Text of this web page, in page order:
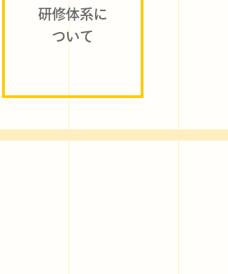
研修体系に
ついて